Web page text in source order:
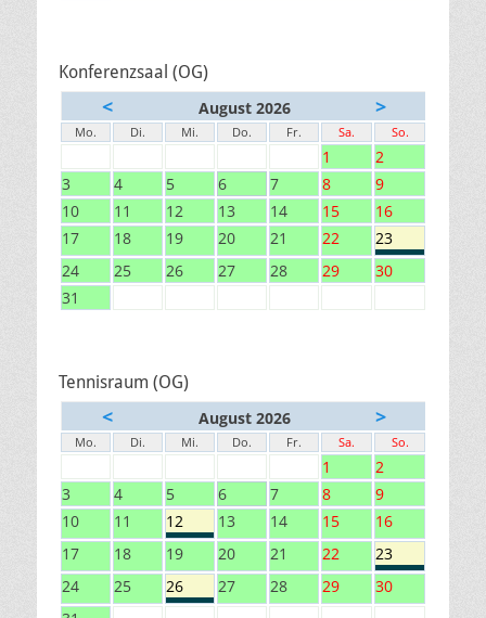
Konferenzsaal (OG)
< August 2026 >
Mo. Di. Mi. Do. Fr. Sa. So.
1
2
3
4 5 6 7 8
9
10
11 12 13 14 15
16
17
18 19 20 21 22
23
24
25 26 27 28 29
30
31
Tennisraum (OG)
< August 2026 >
Mo. Di. Mi. Do. Fr. Sa. So.
1
2
3
4 5 6 7 8
9
10
11 12 13 14 15
16
17
18 19 20 21 22
23
24
25 26 27 28 29
30